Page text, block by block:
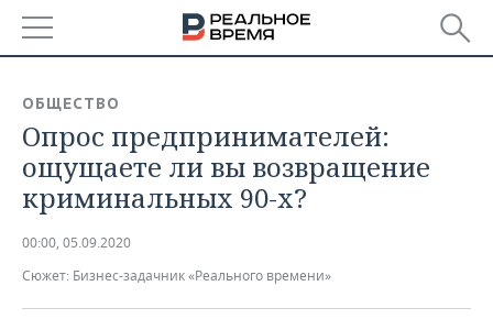
БАШКОРТОСТАН
ТАТАРСТАН
НОВОСТИ
АНАЛИТИКА
ДЕКЛАРАЦИИ О ДОХОДАХ
НОВОСТИ ЭКОНОМИКИ
ПРОМЫШЛЕННОСТЬ
ОБЩЕСТВО
Опрос предпринимателей:
ощущаете ли вы возвращение
криминальных 90-х?
00:00, 05.09.2020
Сюжет: Бизнес-задачник «Реального времени»